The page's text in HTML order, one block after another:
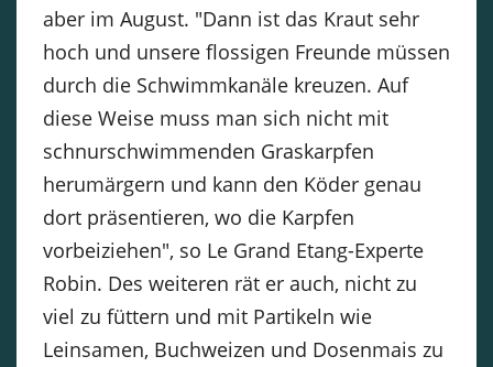
aber im August. "Dann ist das Kraut sehr
hoch und unsere flossigen Freunde müssen
durch die Schwimmkanäle kreuzen. Auf
diese Weise muss man sich nicht mit
schnurschwimmenden Graskarpfen
herumärgern und kann den Köder genau
dort präsentieren, wo die Karpfen
vorbeiziehen", so Le Grand Etang-Experte
Robin. Des weiteren rät er auch, nicht zu
viel zu füttern und mit Partikeln wie
Leinsamen, Buchweizen und Dosenmais zu